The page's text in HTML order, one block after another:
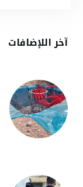
آخر اللإضافات